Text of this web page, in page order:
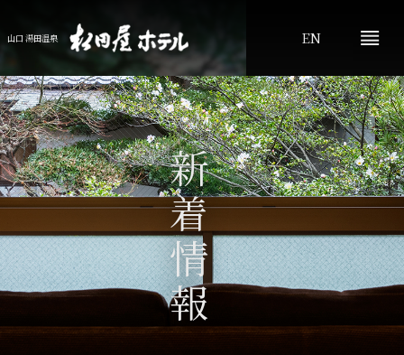
山口 湯田温泉 EN
松
アクセス
新着情報
山口観光
ご会食
記念日
ふぐプランのご案内
よくあるご質問
お問い合わせ
プライバシーポリシー 新着情報